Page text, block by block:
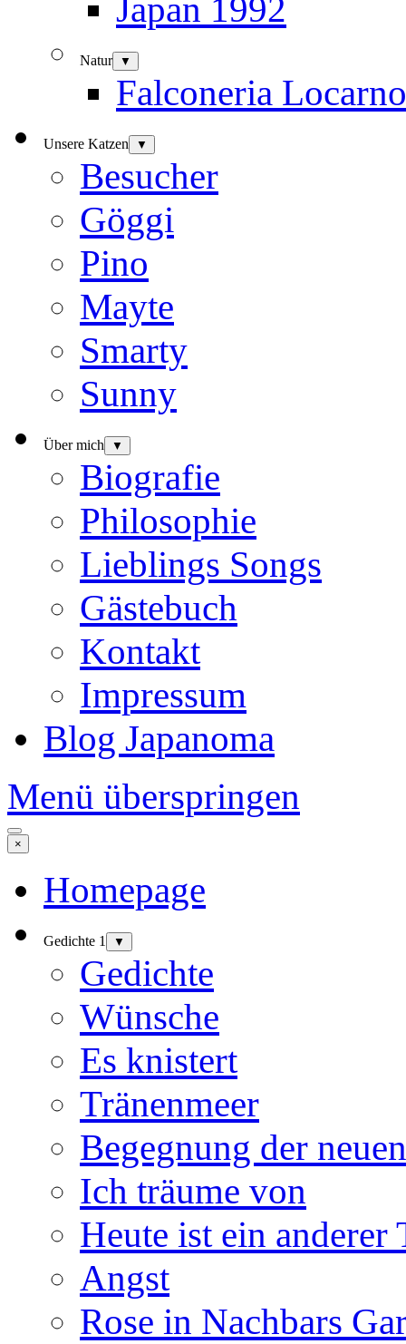
Japan 1992
Natur ▼
Falconeria Locarno
Unsere Katzen ▼
Besucher
Göggi
Pino
Mayte
Smarty
Sunny
Über mich ▼
Biografie
Philosophie
Lieblings Songs
Gästebuch
Kontakt
Impressum
Blog Japanoma
Menü überspringen
×
Homepage
Gedichte 1 ▼
Gedichte
Wünsche
Es knistert
Tränenmeer
Begegnung der
Ich träume von
Heute ist ein anderer
Angst
Rose in Nachbars